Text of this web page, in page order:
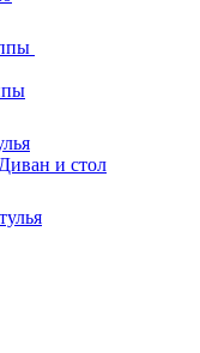
Диван и стол